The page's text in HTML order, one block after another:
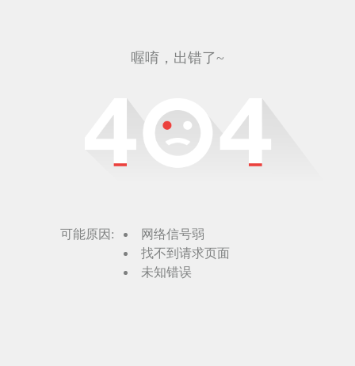
喔唷，出错了~
可能原因:
网络信号弱
找不到请求页面
未知错误